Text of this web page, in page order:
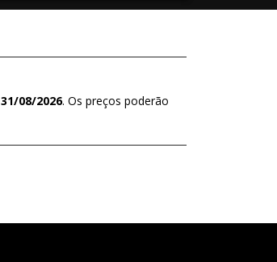
31/08/2026. Os preços poderão